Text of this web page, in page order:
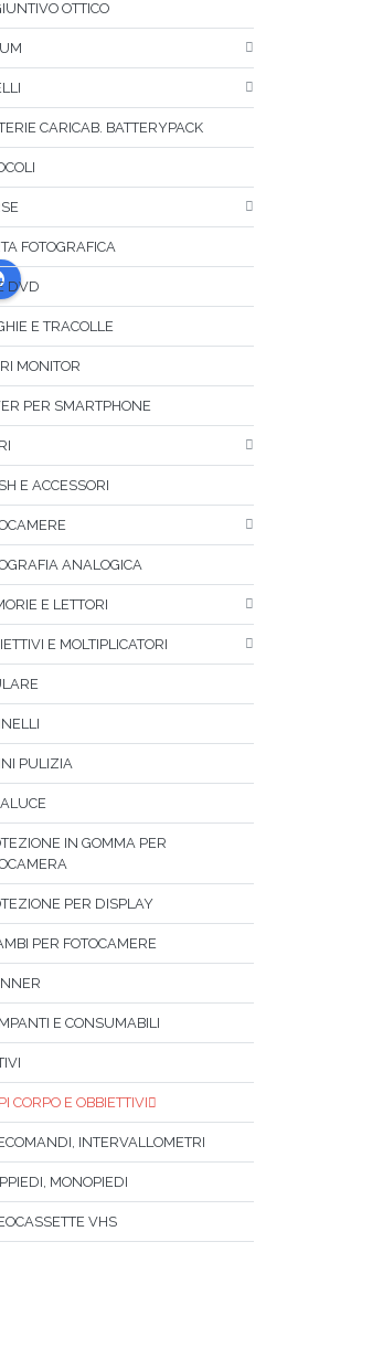
OTTICO
CARICAB. BATTERYPACK
FOTOGRAFICA
DVD
E TRACOLLE
MONITOR
PER SMARTPHONE
E ACCESSORI
ANALOGICA
E LETTORI
E MOLTIPLICATORI
PULIZIA
IN GOMMA PER
PER DISPLAY
PER FOTOCAMERE
E CONSUMABILI
CORPO E OBBIETTIVI
INTERVALLOMETRI
MONOPIEDI
VHS